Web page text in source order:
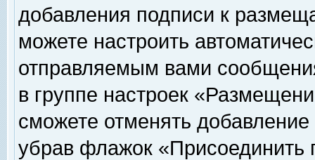
добавления подписи к
можете настроить
отправляемым вами
в группе настроек
сможете отменять
убрав флажок «Присоединить